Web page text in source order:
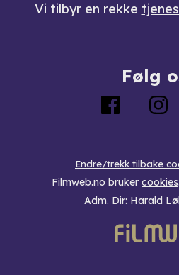
Vi tilbyr en rekke
Følg
Endre/trekk tilbake
Filmweb.no bruker cookies.
Adm. Dir: Harald